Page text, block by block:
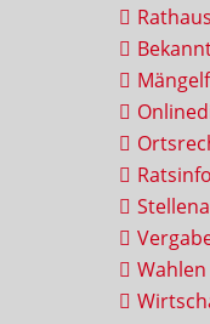
Rathaus
Wahlen